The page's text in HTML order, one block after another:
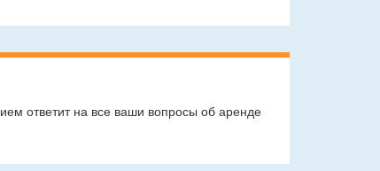
ответит на все ваши вопросы об аренде